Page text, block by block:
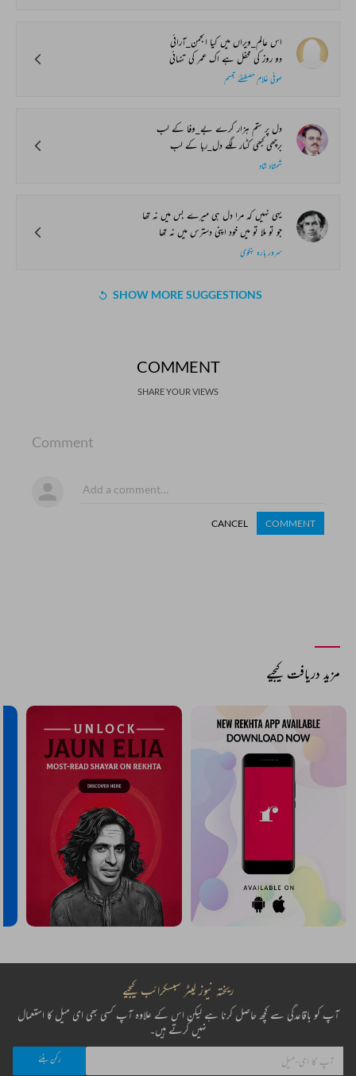
اس عالم_ویراں میں کیا انجمن_آرائی
دو روز کی محفل ہے اک عمر کی تنہائی
صوفی غلام مصطفےٰ تبسم
دل پر ستم ہزار کرے بے_وفا کے لب
برچھی کبھی کٹار لگے دل_ربا کے لب
شمشاد شاد
یہی نہیں کہ مرا دل ہی میرے بس میں نہ تھا
جو تو ملا تو میں خود اپنی دسترس میں نہ تھا
سرور بارہ بنکوی
SHOW MORE SUGGESTIONS
COMMENT
SHARE YOUR VIEWS
Comment
CANCEL COMMENT
مزید دریافت کیجیے
ریختہ نیوز لیٹر سبسکرائب کیجیے
آپ کو باقاعدگی سے کچھ حاصل کرنا ہے لیکن اس کے علاوہ آپ کسی بھی ای میل کا استعمال
نہیں کرتے ہیں۔